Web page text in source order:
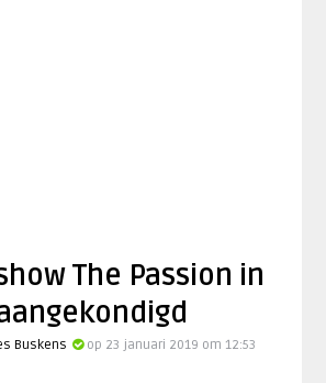
The Passion in
Buskens op 23 januari 2019 om 12:53